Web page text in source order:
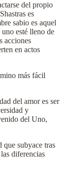
del propio
es
sabio es aquel
esté lleno de
acciones
en actos
más fácil
del amor es ser
y
del Uno,
subyace tras
diferencias